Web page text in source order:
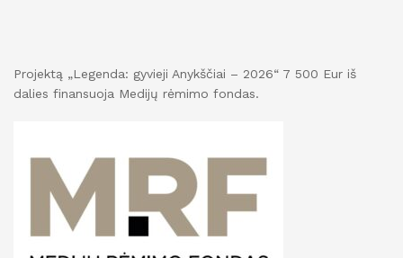
Projektą „Legenda: gyvieji Anykščiai – 2026“ 7 500 Eur iš
dalies finansuoja Medijų rėmimo fondas.